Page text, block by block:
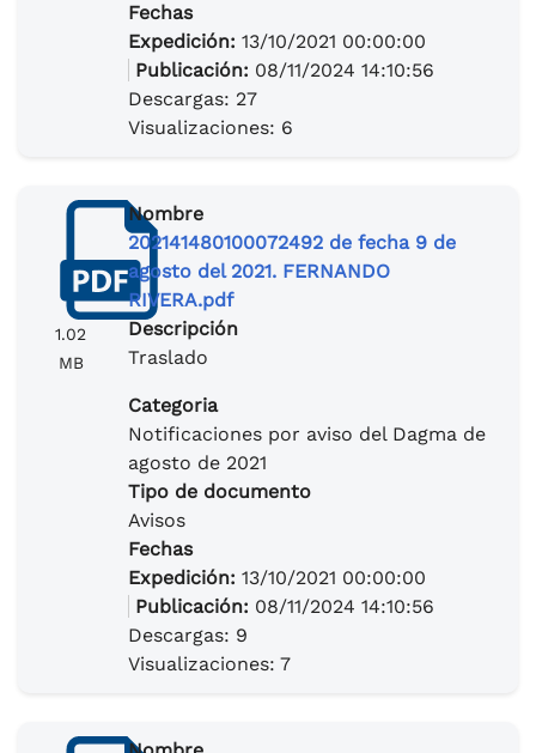
Fechas
Expedición: 13/10/2021 00:00:00
Publicación: 08/11/2024 14:10:56
Descargas: 27
Visualizaciones: 6
1.02
MB
Nombre
202141480100072492 de fecha 9 de
agosto del 2021. FERNANDO
RIVERA.pdf
Descripción
Traslado
Categoria
Notificaciones por aviso del Dagma de
agosto de 2021
Tipo de documento
Avisos
Fechas
Expedición: 13/10/2021 00:00:00
Publicación: 08/11/2024 14:10:56
Descargas: 9
Visualizaciones: 7